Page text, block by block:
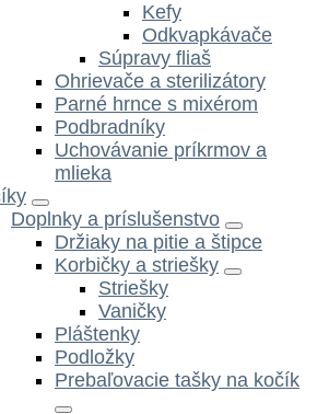
Kefy
Odkvapkávače
Súpravy fliaš
Ohrievače a sterilizátory
Parné hrnce s mixérom
Podbradníky
Uchovávanie príkrmov a
mlieka
Doplnky a príslušenstvo
Držiaky na pitie a štipce
Korbičky a striešky
Striešky
Vaničky
Pláštenky
Podložky
Prebaľovacie tašky na kočík